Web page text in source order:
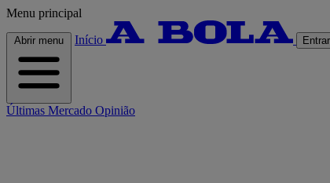
Menu principal
Abrir menu Início Entrar
Últimas Mercado Opinião